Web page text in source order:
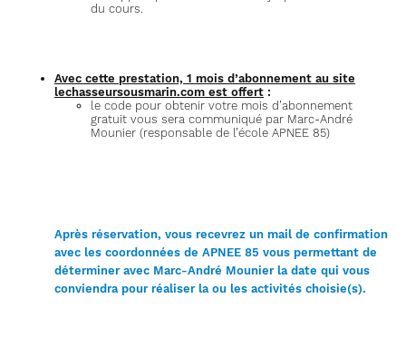
du cours.
Avec cette prestation, 1 mois d’abonnement au site
lechasseursousmarin.com est offert :
le code pour obtenir votre mois d’abonnement
gratuit vous sera communiqué par Marc-André
Mounier (responsable de l’école APNEE 85)
Après réservation, vous recevrez un mail de confirmation
avec les coordonnées de APNEE 85 vous permettant de
déterminer avec Marc-André Mounier la date qui vous
conviendra pour réaliser la ou les activités choisie(s).